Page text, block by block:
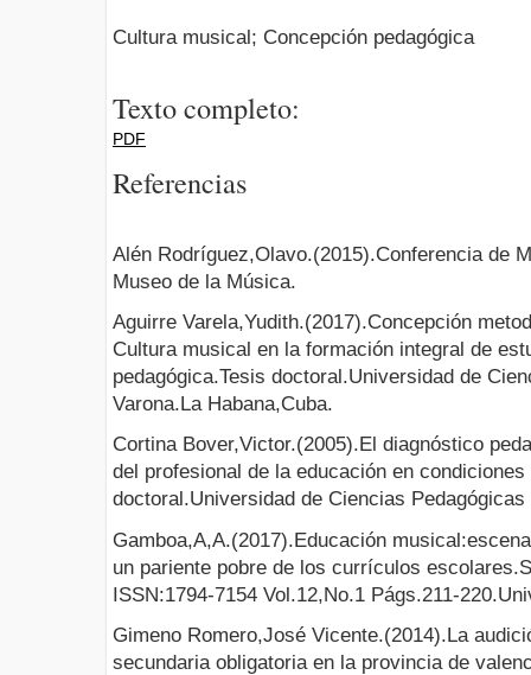
Cultura musical; Concepción pedagógica
Texto completo:
PDF
Referencias
Alén Rodríguez,Olavo.(2015).Conferencia de
Museo de la Música.
Aguirre Varela,Yudith.(2017).Concepción
Cultura musical en la formación integral de
pedagógica.Tesis doctoral.Universidad de
Varona.La Habana,Cuba.
Cortina Bover,Victor.(2005).El diagnóstico
del profesional de la educación en
doctoral.Universidad de Ciencias
Gamboa,A,A.(2017).Educación
un pariente pobre de los currículos
ISSN:1794-7154 Vol.12,No.1 Págs.211-
Gimeno Romero,José Vicente.(2014).La
secundaria obligatoria en la provincia de